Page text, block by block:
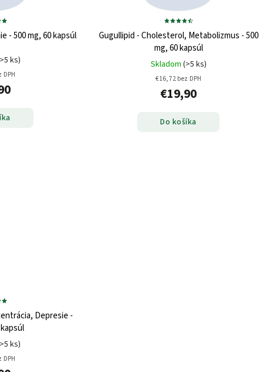
- 500 mg, 60 kapsúl
ks)
DPH
Gugullipid - Cholesterol, Metabolizmus - 500
mg, 60 kapsúl
Skladom (>5 ks)
€16,72 bez DPH
€19,90
Do košíka
Depresie -
ks)
DPH